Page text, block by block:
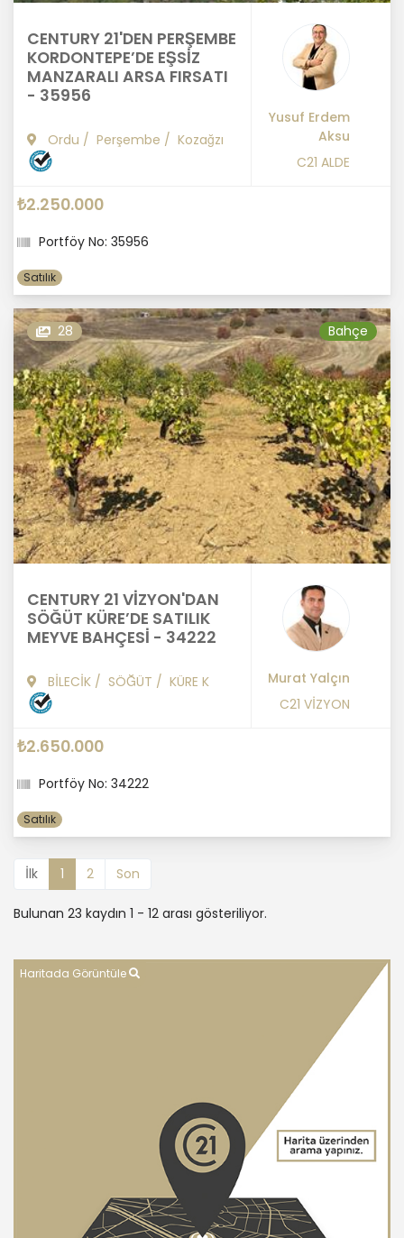
CENTURY 21'DEN PERŞEMBE
KORDONTEPE’DE EŞSİZ
MANZARALI ARSA FIRSATI
- 35956
Ordu / Perşembe / Kozağzı
Yusuf Erdem
Aksu
C21 ALDE
₺2.250.000
Portföy No: 35956
Satılık
28 Bahçe
CENTURY 21 VİZYON'DAN
SÖĞÜT KÜRE’DE SATILIK
MEYVE BAHÇESİ - 34222
BİLECİK / SÖĞÜT / KÜRE K
Murat Yalçın
C21 VİZYON
₺2.650.000
Portföy No: 34222
Satılık
İlk 1 2 Son
Bulunan 23 kaydın 1 - 12 arası gösteriliyor.
Haritada Görüntüle